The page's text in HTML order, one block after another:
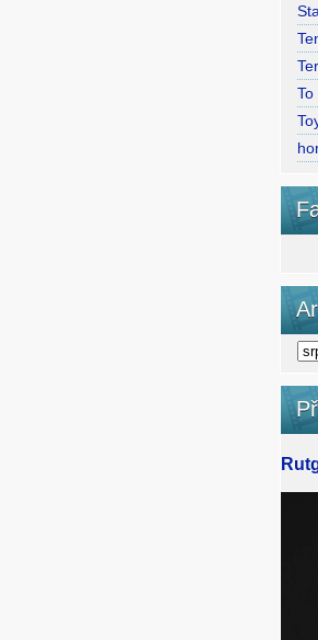
To